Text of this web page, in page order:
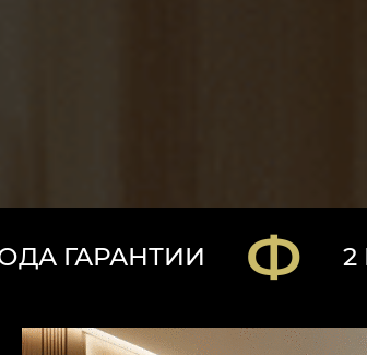
2 ГОДА